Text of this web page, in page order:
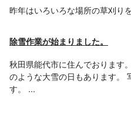
昨年はいろいろな場所の草刈り
除雪作業が始まりました。
秋田県能代市に住んでおります
のような大雪の日もあります。
す。 ...